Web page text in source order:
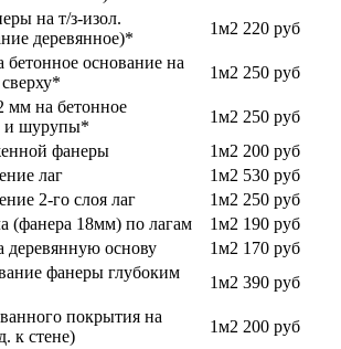
на т/з-изол.
деревянное)*
1м2 220 руб
основание на
1м2 250 руб
мм на бетонное
и шурупы*
1м2 250 руб
фанеры
1м2 200 руб
лаг
1м2 530 руб
2-го слоя лаг
1м2 250 руб
(фанера 18мм) по лагам
1м2 190 руб
деревянную основу
1м2 170 руб
фанеры глубоким
1м2 390 руб
покрытия на
к стене)
1м2 200 руб